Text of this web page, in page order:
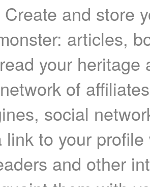
Create and store
articles,
your heritage
network of
social
link to your
and other